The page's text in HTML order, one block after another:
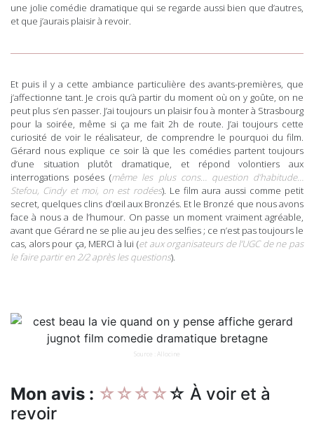
une jolie comédie dramatique qui se regarde aussi bien que d’autres,
et que j’aurais plaisir à revoir.
Et puis il y a cette ambiance particulière des avants-premières, que
j’affectionne tant. Je crois qu’à partir du moment où on y goûte, on ne
peut plus s’en passer. J’ai toujours un plaisir fou à monter à Strasbourg
pour la soirée, même si ça me fait 2h de route. J’ai toujours cette
curiosité de voir le réalisateur, de comprendre le pourquoi du film.
Gérard nous explique ce soir là que les comédies partent toujours
d’une situation plutôt dramatique, et répond volontiers aux
interrogations posées (même les plus cons… question d’habitude…
Stefou, Cindy et moi, on est rodées). Le film aura aussi comme petit
secret, quelques clins d’œil aux Bronzés. Et le Bronzé que nous avons
face à nous a de l’humour. On passe un moment vraiment agréable,
avant que Gérard ne se plie au jeu des selfies ; ce n’est pas toujours le
cas, alors pour ça, MERCI à lui (et aux organisateurs de l’UGC de ne pas
le faire partir en 2/2 après les questions).
Source : Allocine
Mon avis : ☆☆☆☆☆ À voir et à
revoir